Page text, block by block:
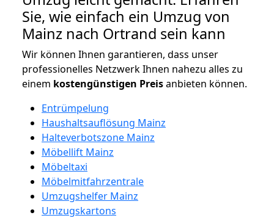
Sie, wie einfach ein Umzug von
Mainz nach Ortrand sein kann
Wir können Ihnen garantieren, dass unser
professionelles Netzwerk Ihnen nahezu alles zu
einem kostengünstigen Preisanbieten können.
Entrümpelung
Haushaltsauflösung Mainz
Halteverbotszone Mainz
Möbellift Mainz
Möbeltaxi
Möbelmitfahrzentrale
Umzugshelfer Mainz
Umzugskartons